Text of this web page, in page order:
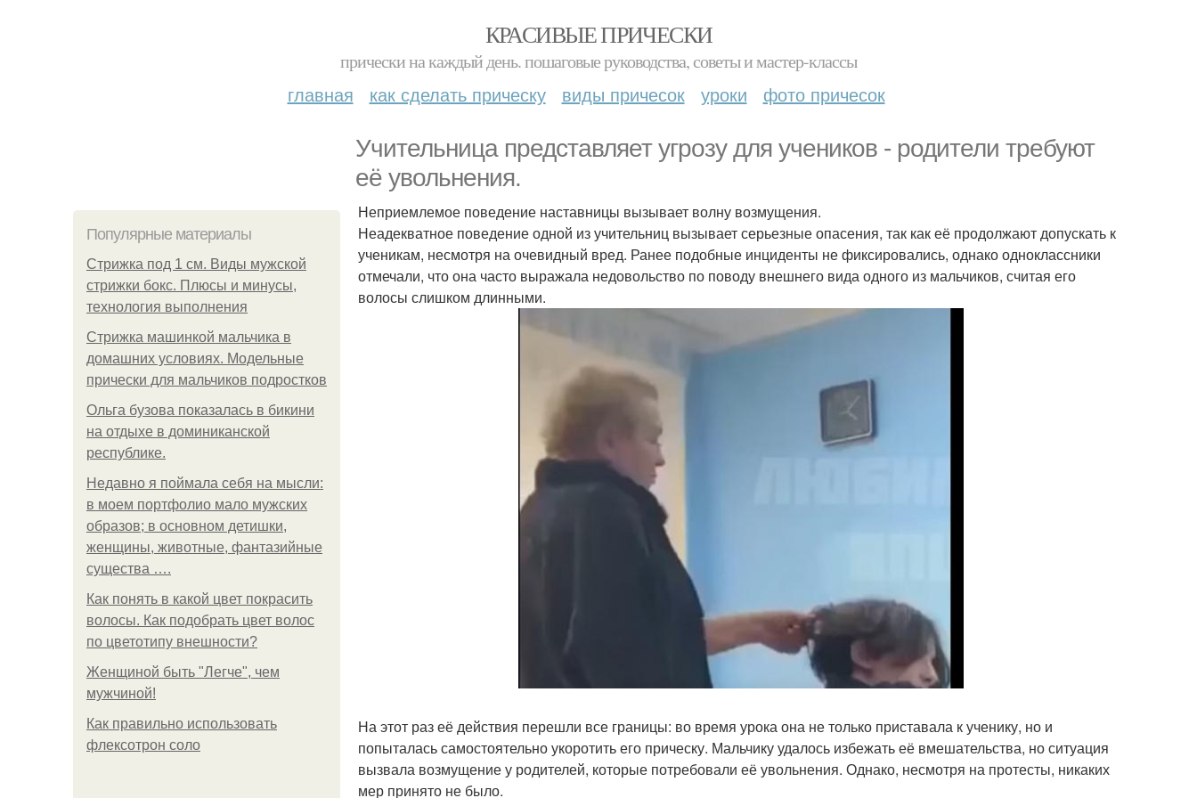
КРАСИВЫЕ ПРИЧЕСКИ
прически на каждый день. пошаговые руководства, советы и мастер-классы
главная как сделать прическу виды причесок уроки фото причесок
Учительница представляет угрозу для учеников - родители требуют
её увольнения.
Популярные материалы
Стрижка под 1 см. Виды мужской
стрижки бокс. Плюсы и минусы,
технология выполнения
Стрижка машинкой мальчика в
домашних условиях. Модельные
прически для мальчиков подростков
Ольга бузова показалась в бикини
на отдыхе в доминиканской
республике.
Недавно я поймала себя на мысли:
в моем портфолио мало мужских
образов; в основном детишки,
женщины, животные, фантазийные
существа ….
Как понять в какой цвет покрасить
волосы. Как подобрать цвет волос
по цветотипу внешности?
Женщиной быть "Легче", чем
мужчиной!
Как правильно использовать
флексотрон соло
Неприемлемое поведение наставницы вызывает волну возмущения.
Неадекватное поведение одной из учительниц вызывает серьезные опасения, так как её продолжают допускать к
ученикам, несмотря на очевидный вред. Ранее подобные инциденты не фиксировались, однако одноклассники
отмечали, что она часто выражала недовольство по поводу внешнего вида одного из мальчиков, считая его
волосы слишком длинными.
На этот раз её действия перешли все границы: во время урока она не только приставала к ученику, но и
попыталась самостоятельно укоротить его прическу. Мальчику удалось избежать её вмешательства, но ситуация
вызвала возмущение у родителей, которые потребовали её увольнения. Однако, несмотря на протесты, никаких
мер принято не было.